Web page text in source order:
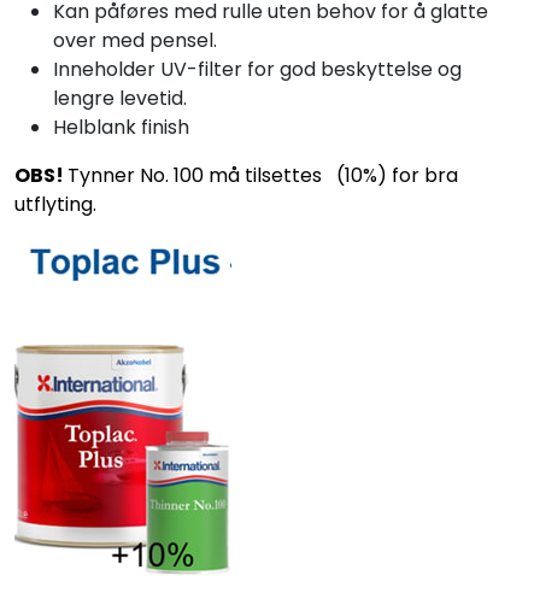
Kan påføres med rulle uten behov for å glatte
over med pensel.
Inneholder UV-filter for god beskyttelse og
lengre levetid.
Helblank finish
OBS! Tynner No. 100 må tilsettes (10%) for bra
utflyting.